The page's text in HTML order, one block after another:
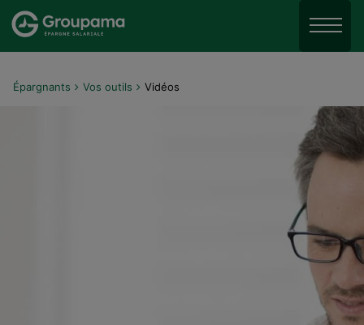
Aller au menu
Aller au contenu
Menu
Épargnants Vos outils Vidéos